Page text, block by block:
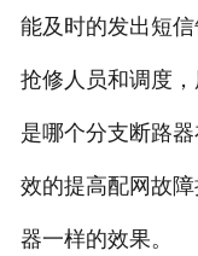
能及时的发出短
抢修人员和调度
是哪个分支断路
效的提高配网故
器一样的效果。